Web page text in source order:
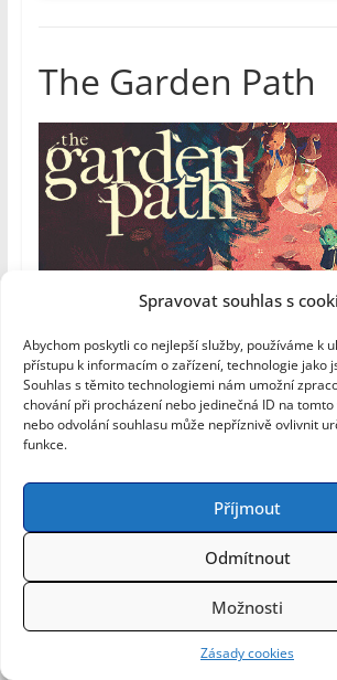
Spravovat souhlas s
Abychom poskytli co nejlepší služby, používáme k
přístupu k informacím o zařízení, technologie jako
Souhlas s těmito technologiemi nám umožní
chování při procházení nebo jedinečná ID na
nebo odvolání souhlasu může nepříznivě ovlivnit
funkce.
Příjmout
Odmítnout
Možnosti
Zásady cookies
The Garden Path
Vývojář: carrotcake
Vydavatel:Mooncat Games
Vychází na platformy:PC,Switch
Žánry: Simulátor života,
The Garden Path je zahradnický
oslavuje malé okamžiky. Ať už se
jakkoli, zahrada je něžný svět
zvuků, tajemství a přátelských tváří.